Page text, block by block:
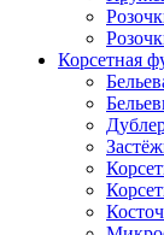
Корсетная